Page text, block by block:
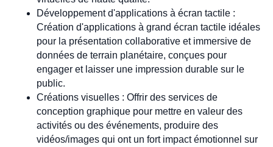
Développement d'applications à écran tactile :
Création d'applications à grand écran tactile idéales
pour la présentation collaborative et immersive de
données de terrain planétaire, conçues pour
engager et laisser une impression durable sur le
public.
Créations visuelles : Offrir des services de
conception graphique pour mettre en valeur des
activités ou des événements, produire des
vidéos/images qui ont un fort impact émotionnel sur